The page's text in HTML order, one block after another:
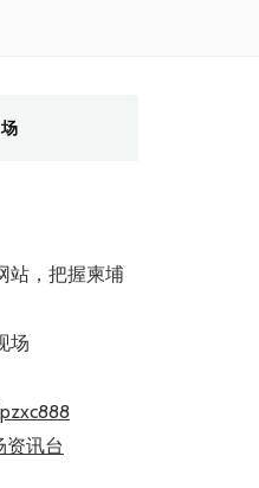
站，把握柬埔
场
资讯台